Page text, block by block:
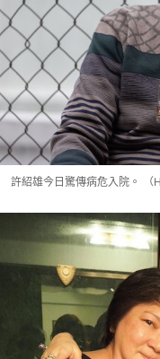
許紹雄今日驚傳病危入院。 （